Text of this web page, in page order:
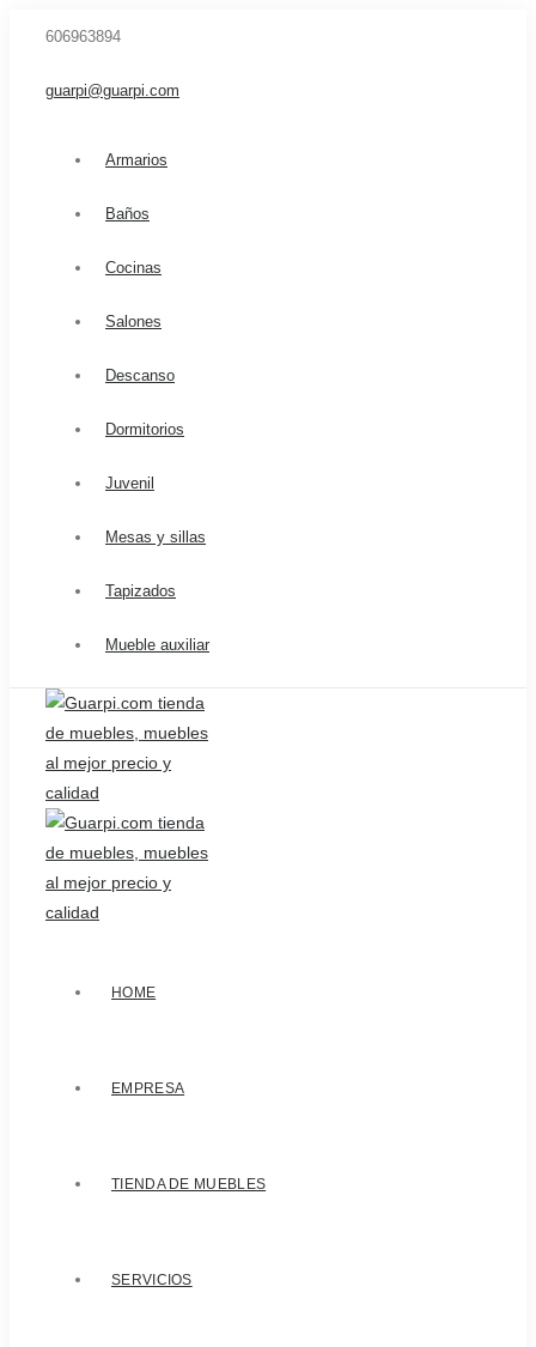
606963894
guarpi@guarpi.com
Armarios
Baños
Cocinas
Salones
Descanso
Dormitorios
Juvenil
Mesas y sillas
Tapizados
Mueble auxiliar
HOME
EMPRESA
TIENDA DE MUEBLES
SERVICIOS